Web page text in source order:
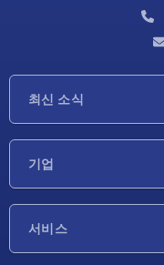
최신 소식
기업
서비스